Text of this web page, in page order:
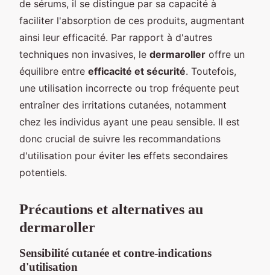
de sérums, il se distingue par sa capacité à
faciliter l'absorption de ces produits, augmentant
ainsi leur efficacité. Par rapport à d'autres
techniques non invasives, le dermaroller offre un
équilibre entre efficacité et sécurité. Toutefois,
une utilisation incorrecte ou trop fréquente peut
entraîner des irritations cutanées, notamment
chez les individus ayant une peau sensible. Il est
donc crucial de suivre les recommandations
d'utilisation pour éviter les effets secondaires
potentiels.
Précautions et alternatives au
dermaroller
Sensibilité cutanée et contre-indications
d'utilisation